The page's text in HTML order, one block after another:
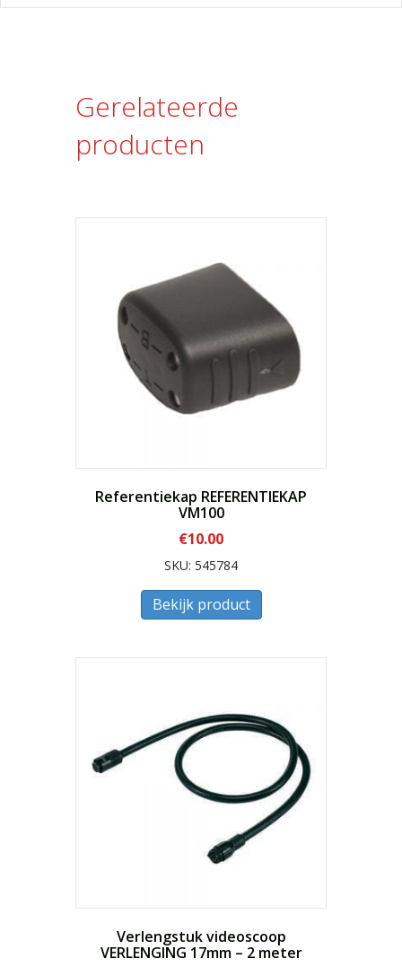
Gerelateerde
producten
Referentiekap REFERENTIEKAP
VM100
€10.00
SKU: 545784
Bekijk product
Verlengstuk videoscoop
VERLENGING 17mm – 2 meter